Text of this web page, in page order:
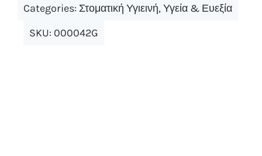
Categories: Στοματική Υγιεινή,Υγεία & Ευεξία
SKU: 000042G